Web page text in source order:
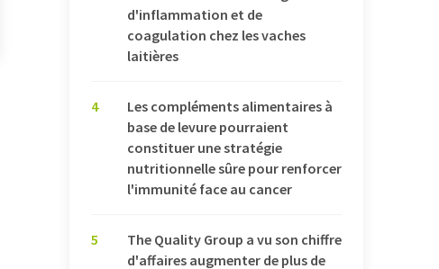
d'inflammation et de
coagulation chez les vaches
laitières
4
Les compléments alimentaires à
base de levure pourraient
constituer une stratégie
nutritionnelle sûre pour renforcer
l'immunité face au cancer
5
The Quality Group a vu son chiffre
d'affaires augmenter de plus de